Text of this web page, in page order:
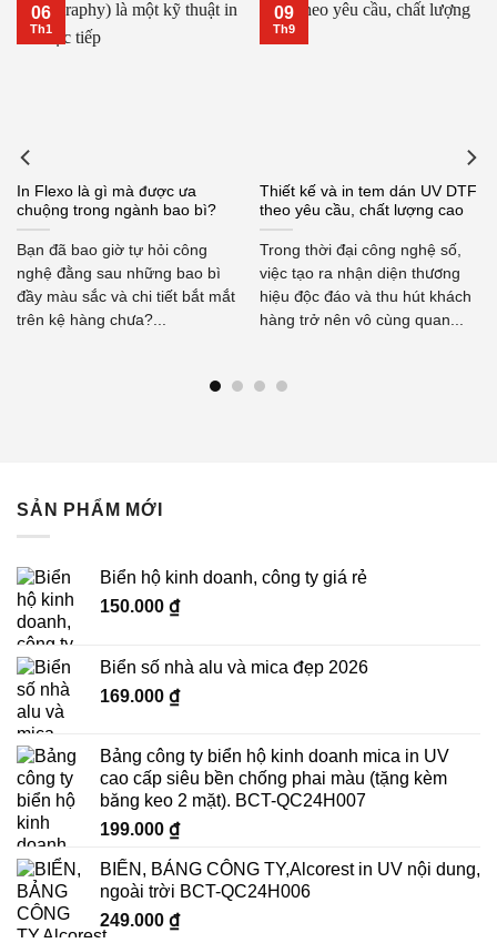
In Flexo là gì mà được ưa
chuộng trong ngành bao bì?
Bạn đã bao giờ tự hỏi công
nghệ đằng sau những bao bì
đầy màu sắc và chi tiết bắt mắt
trên kệ hàng chưa?...
06
Th1
Thiết kế và in tem dán UV DTF
theo yêu cầu, chất lượng cao
Trong thời đại công nghệ số,
việc tạo ra nhận diện thương
hiệu độc đáo và thu hút khách
hàng trở nên vô cùng quan...
09
Th9
SẢN PHẨM MỚI
Biển hộ kinh doanh, công ty giá rẻ
150.000 ₫
Biển số nhà alu và mica đẹp 2026
169.000 ₫
Bảng công ty biển hộ kinh doanh mica in UV
cao cấp siêu bền chống phai màu (tặng kèm
băng keo 2 mặt). BCT-QC24H007
199.000 ₫
BIỂN, BẢNG CÔNG TY,Alcorest in UV nội dung,
ngoài trời BCT-QC24H006
249.000 ₫